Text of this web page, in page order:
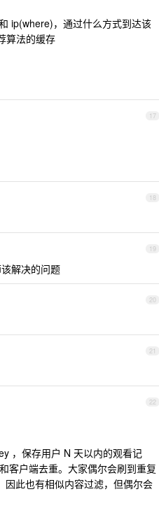
ip(where)，通过什么方式到达该
算法的缓存
17
18
19
解决的问题
20
21
22
，保存用户 N 天以内的观看记
客户端去重。大家偶尔会刷到重复
此也有相似内容过滤，但偶尔会